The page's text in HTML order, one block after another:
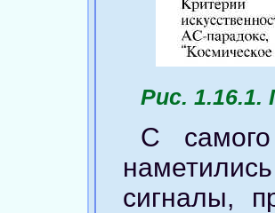
Рис.
С
сигналы,